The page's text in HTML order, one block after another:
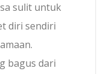
sulit untuk
diri sendiri
bagus dari